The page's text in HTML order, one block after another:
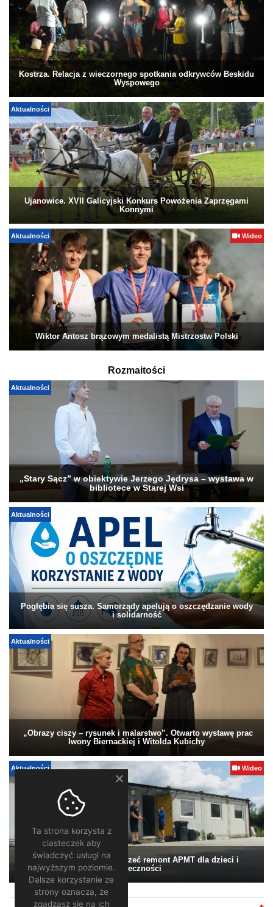
Kostrza. Relacja z wieczornego spotkania odkrywców Beskidu
Wyspowego
Aktualności
Ujanowice. XVII Galicyjski Konkurs Powożenia Zaprzęgami
Konnymi
Aktualności Wideo
Wiktor Antosz brązowym medalistą Mistrzostw Polski
Rozmaitości
Aktualności
„Stary Sącz” w obiektywie Jerzego Jędrysa – wystawa w
bibliotece w Starej Wsi
Aktualności
Pogłębia się susza. Samorządy apelują o oszczędzanie wody
i solidarność
Aktualności
„Obrazy ciszy – rysunek i malarstwo”. Otwarto wystawę prac
Iwony Biernackiej i Witolda Kubichy
Aktualności Wideo
Pomagamy. Warto wesprzeć remont APMT dla dzieci i
społeczności
Ta strona korzysta z
ciasteczek aby
świadczyć usługi na
najwyższym poziomie.
Dalsze korzystanie ze
strony oznacza, że
zgadzasz się na ich